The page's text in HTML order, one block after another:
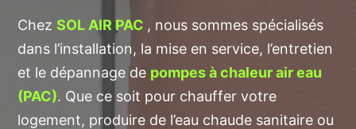
Chez SOL AIR PAC , nous sommes spécialisés
dans l’installation, la mise en service, l’entretien
et le dépannage de pompes à chaleur air eau
(PAC). Que ce soit pour chauffer votre
logement, produire de l’eau chaude sanitaire ou